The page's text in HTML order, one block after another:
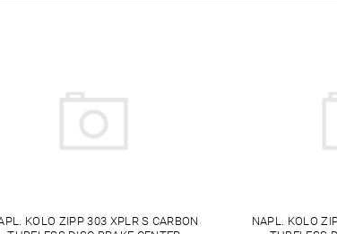
KOLO ZIPP 303 XPLR S CARBON
NAPL. KOLO